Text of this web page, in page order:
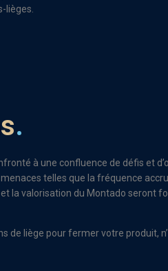
lièges.
.
à une confluence de défis et
menaces telles que la fréquence
la valorisation du Montado seront
de liège pour fermer votre produit,